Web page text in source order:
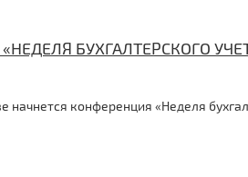
БУХГАЛТЕРСКОГО
начнется конференция «Неделя